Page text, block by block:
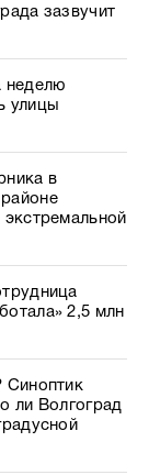
зазвучит
неделю
улицы
в
экстремальной
2,5 млн
Синоптик
ли Волгоград